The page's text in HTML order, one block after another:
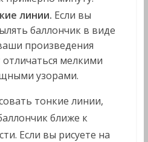
линии. Если вы
баллончик в виде
произведения
отличаться мелкими
узорами.
тонкие линии,
ближе к
Если вы рисуете на